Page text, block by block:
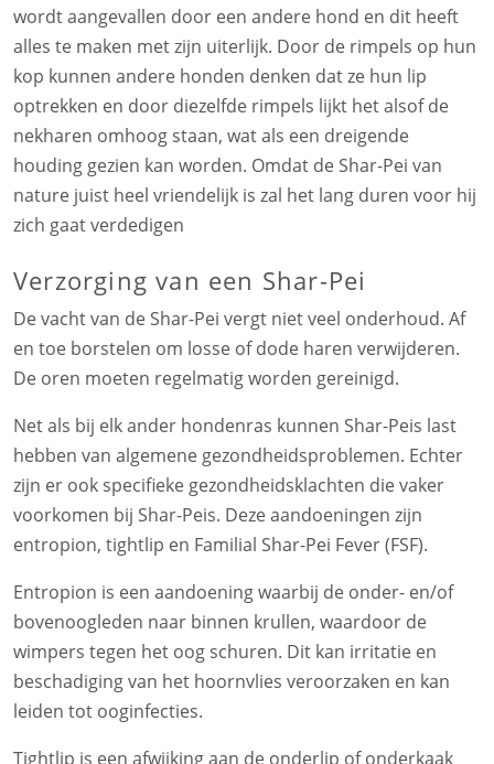
wordt aangevallen door een andere hond en dit heeft
alles te maken met zijn uiterlijk. Door de rimpels op hun
kop kunnen andere honden denken dat ze hun lip
optrekken en door diezelfde rimpels lijkt het alsof de
nekharen omhoog staan, wat als een dreigende
houding gezien kan worden. Omdat de Shar-Pei van
nature juist heel vriendelijk is zal het lang duren voor hij
zich gaat verdedigen
Verzorging van een Shar-Pei
De vacht van de Shar-Pei vergt niet veel onderhoud. Af
en toe borstelen om losse of dode haren verwijderen.
De oren moeten regelmatig worden gereinigd.
Net als bij elk ander hondenras kunnen Shar-Peis last
hebben van algemene gezondheidsproblemen. Echter
zijn er ook specifieke gezondheidsklachten die vaker
voorkomen bij Shar-Peis. Deze aandoeningen zijn
entropion, tightlip en Familial Shar-Pei Fever (FSF).
Entropion is een aandoening waarbij de onder- en/of
bovenoogleden naar binnen krullen, waardoor de
wimpers tegen het oog schuren. Dit kan irritatie en
beschadiging van het hoornvlies veroorzaken en kan
leiden tot ooginfecties.
Tightlip is een afwijking aan de onderlip of onderkaak